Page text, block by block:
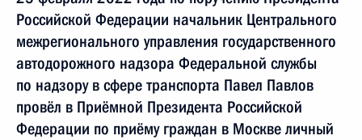
Российской Федерации начальник Центрального
межрегионального управления государственного
автодорожного надзора Федеральной службы
по надзору в сфере транспорта Павел Павлов
провёл в Приёмной Президента Российской
Федерации по приёму граждан в Москве личный